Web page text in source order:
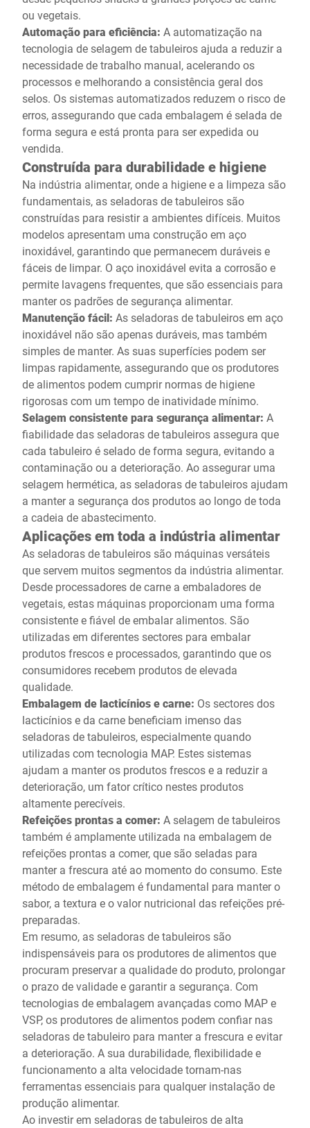
ou vegetais.
Automação para eficiência: A automatização na
tecnologia de selagem de tabuleiros ajuda a reduzir a
necessidade de trabalho manual, acelerando os
processos e melhorando a consistência geral dos
selos. Os sistemas automatizados reduzem o risco de
erros, assegurando que cada embalagem é selada de
forma segura e está pronta para ser expedida ou
vendida.
Construída para durabilidade e higiene
Na indústria alimentar, onde a higiene e a limpeza são
fundamentais, as seladoras de tabuleiros são
construídas para resistir a ambientes difíceis. Muitos
modelos apresentam uma construção em aço
inoxidável, garantindo que permanecem duráveis e
fáceis de limpar. O aço inoxidável evita a corrosão e
permite lavagens frequentes, que são essenciais para
manter os padrões de segurança alimentar.
Manutenção fácil: As seladoras de tabuleiros em aço
inoxidável não são apenas duráveis, mas também
simples de manter. As suas superfícies podem ser
limpas rapidamente, assegurando que os produtores
de alimentos podem cumprir normas de higiene
rigorosas com um tempo de inatividade mínimo.
Selagem consistente para segurança alimentar: A
fiabilidade das seladoras de tabuleiros assegura que
cada tabuleiro é selado de forma segura, evitando a
contaminação ou a deterioração. Ao assegurar uma
selagem hermética, as seladoras de tabuleiros ajudam
a manter a segurança dos produtos ao longo de toda
a cadeia de abastecimento.
Aplicações em toda a indústria alimentar
As seladoras de tabuleiros são máquinas versáteis
que servem muitos segmentos da indústria alimentar.
Desde processadores de carne a embaladores de
vegetais, estas máquinas proporcionam uma forma
consistente e fiável de embalar alimentos. São
utilizadas em diferentes sectores para embalar
produtos frescos e processados, garantindo que os
consumidores recebem produtos de elevada
qualidade.
Embalagem de lacticínios e carne: Os sectores dos
lacticínios e da carne beneficiam imenso das
seladoras de tabuleiros, especialmente quando
utilizadas com tecnologia MAP. Estes sistemas
ajudam a manter os produtos frescos e a reduzir a
deterioração, um fator crítico nestes produtos
altamente perecíveis.
Refeições prontas a comer: A selagem de tabuleiros
também é amplamente utilizada na embalagem de
refeições prontas a comer, que são seladas para
manter a frescura até ao momento do consumo. Este
método de embalagem é fundamental para manter o
sabor, a textura e o valor nutricional das refeições pré-
preparadas.
Em resumo, as seladoras de tabuleiros são
indispensáveis para os produtores de alimentos que
procuram preservar a qualidade do produto, prolongar
o prazo de validade e garantir a segurança. Com
tecnologias de embalagem avançadas como MAP e
VSP, os produtores de alimentos podem confiar nas
seladoras de tabuleiro para manter a frescura e evitar
a deterioração. A sua durabilidade, flexibilidade e
funcionamento a alta velocidade tornam-nas
ferramentas essenciais para qualquer instalação de
produção alimentar.
Ao investir em seladoras de tabuleiros de alta